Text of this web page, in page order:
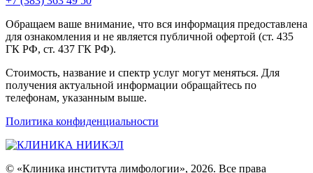
Обращаем ваше внимание, что вся информация предоставлена
для ознакомления и не является публичной офертой (ст. 435
ГК РФ, ст. 437 ГК РФ).
Стоимость, название и спектр услуг могут меняться. Для
получения актуальной информации обращайтесь по
телефонам, указанным выше.
Политика конфиденциальности
© «Клиника института лимфологии», 2026. Все права